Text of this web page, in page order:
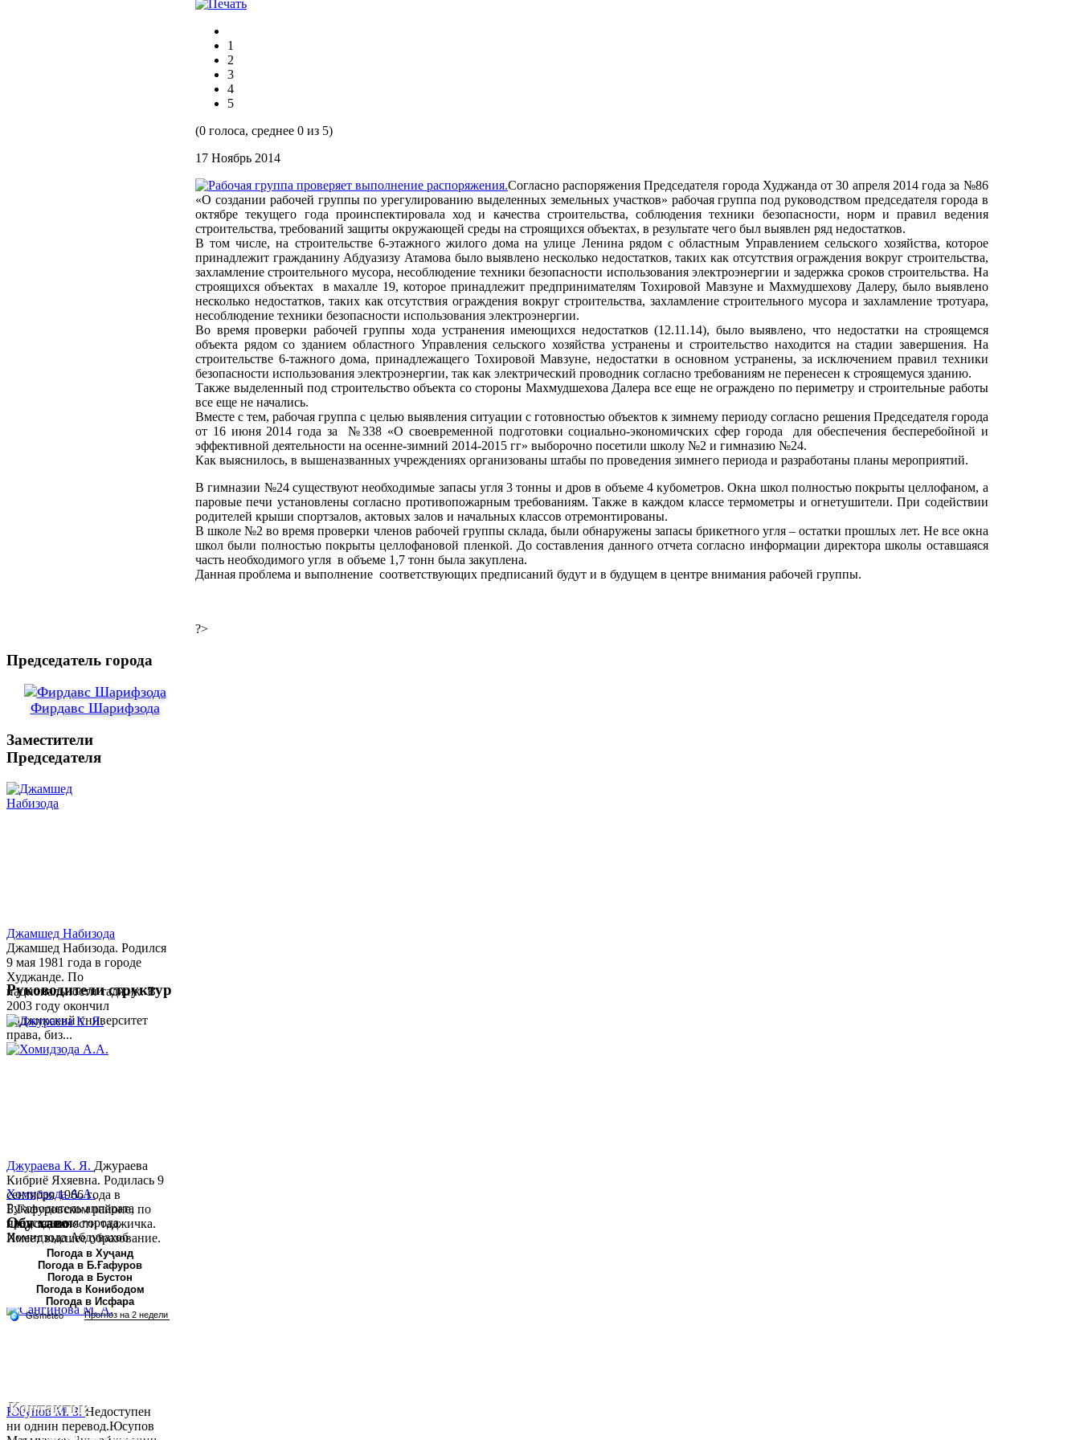
1
2
3
4
5
(0 голоса, среднее 0 из 5)
17 Ноябрь 2014
Согласно распоряжения Председателя города Худжанда от 30 апреля 2014 года за №86
«О создании рабочей группы по урегулированию выделенных земельных участков» рабочая группа под руководством председателя города в
октябре текущего года проинспектировала ход и качества строительства, соблюдения техники безопасности, норм и правил ведения
строительства, требований защиты окружающей среды на строящихся объектах, в результате чего был выявлен ряд недостатков.
В том числе, на строительстве 6-этажного жилого дома на улице Ленина рядом с областным Управлением сельского хозяйства, которое
принадлежит гражданину Абдуазизу Атамова было выявлено несколько недостатков, таких как отсутствия ограждения вокруг строительства,
захламление строительного мусора, несоблюдение техники безопасности использования электроэнергии и задержка сроков строительства. На
строящихся объектах в махалле 19, которое принадлежит предпринимателям Тохировой Мавзуне и Махмудшехову Далеру, было выявлено
несколько недостатков, таких как отсутствия ограждения вокруг строительства, захламление строительного мусора и захламление тротуара,
несоблюдение техники безопасности использования электроэнергии.
Во время проверки рабочей группы хода устранения имеющихся недостатков (12.11.14), было выявлено, что недостатки на строящемся
объекта рядом со зданием областного Управления сельского хозяйства устранены и строительство находится на стадии завершения. На
строительстве 6-тажного дома, принадлежащего Тохировой Мавзуне, недостатки в основном устранены, за исключением правил техники
безопасности использования электроэнергии, так как электрический проводник согласно требованиям не перенесен к строящемуся зданию.
Также выделенный под строительство объекта со стороны Махмудшехова Далера все еще не ограждено по периметру и строительные работы
все еще не начались.
Вместе с тем, рабочая группа с целью выявления ситуации с готовностью объектов к зимнему периоду согласно решения Председателя города
от 16 июня 2014 года за №338 «О своевременной подготовки социально-экономичских сфер города для обеспечения бесперебойной и
эффективной деятельности на осенне-зимний 2014-2015 гг» выборочно посетили школу №2 и гимназию №24.
Как выяснилось, в вышеназванных учреждениях организованы штабы по проведения зимнего периода и разработаны планы мероприятий.
В гимназии №24 существуют необходимые запасы угля 3 тонны и дров в объеме 4 кубометров. Окна школ полностью покрыты целлофаном, а
паровые печи установлены согласно противопожарным требованиям. Также в каждом классе термометры и огнетушители. При содействии
родителей крыши спортзалов, актовых залов и начальных классов отремонтированы.
В школе №2 во время проверки членов рабочей группы склада, были обнаружены запасы брикетного угля – остатки прошлых лет. Не все окна
школ были полностью покрыты целлофановой пленкой. До составления данного отчета согласно информации директора школы оставшаяся
часть необходимого угля в объеме 1,7 тонн была закуплена.
Данная проблема и выполнение соответствующих предписаний будут и в будущем в центре внимания рабочей группы.
?>
Председатель города
Фирдавс Шарифзода
Заместители
Председателя
Джамшед Набизода
Джамшед Набизода. Родился
9 мая 1981 года в городе
Худжанде. По
национальности таджик. В
2003 году окончил
Таджикский университет
права, биз...
Хомидзода А.А.
Руководитель аппарата
председателя города
Хомидзода Абдувахоб
Абдумаджид родился 8
июня 1978 года в городе
Худжанде. По
национальности...
Руководители структур
Джураева К. Я. Джураева
Кибриё Яхяевна. Родилась 9
сентября 1966 года в
Б.Гафуровском районе, по
национальности таджичка.
Имеет высшее образование.
В 1997 ...
Юсупов М. З.Недоступен
ни однин перевод.Юсупов
Обу хаво
Погода в Хуҷанд
Погода в Б.Ғафуров
Погода в Бустон
Погода в Конибодом
Погода в Исфара
Контакты:
Республика Таджикистан, Согдийскый область,